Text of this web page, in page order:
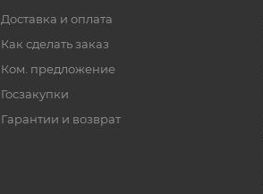
Доставка и оплата
Как сделать заказ
Ком. предложение
Госзакупки
Гарантии и возврат